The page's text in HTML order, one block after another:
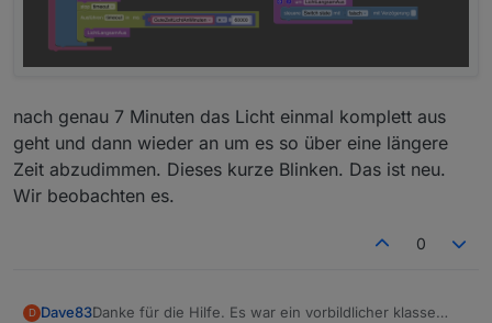
nach genau 7 Minuten das Licht einmal komplett aus
geht und dann wieder an um es so über eine längere
Zeit abzudimmen. Dieses kurze Blinken. Das ist neu.
Wir beobachten es.
0
D Dave83Danke für die Hilfe. Es war ein vorbildlicher klasse